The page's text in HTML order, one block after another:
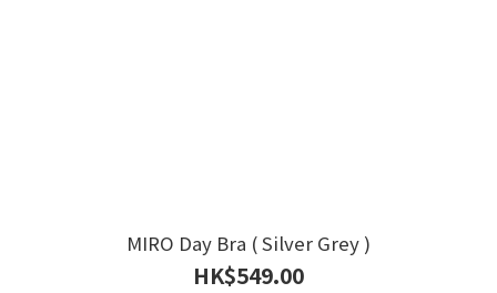
MIRO Day Bra ( Silver Grey )
HK$549.00